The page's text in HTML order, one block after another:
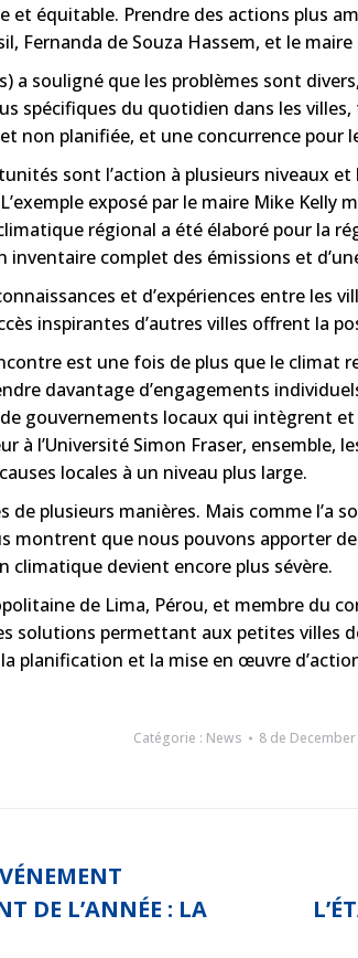
et équitable. Prendre des actions plus
Fernanda de Souza Hassem, et le
a souligné que les problèmes sont
spécifiques du quotidien dans les
non planifiée, et une concurrence pour
sont l’action à plusieurs niveaux
exposé par le maire Mike
régional a été élaboré pour la
inventaire complet des émissions et
et d’expériences entre les
inspirantes d’autres villes offrent la
est une fois de plus que le
davantage d’engagements
gouvernements locaux qui intègrent
à l’Université Simon Fraser,
locales à un niveau plus large.
plusieurs manières. Mais comme l’a
montrent que nous pouvons apporter
climatique devient encore plus sévère.
de Lima, Pérou, et membre du
solutions permettant aux petites villes
planification et la mise en œuvre
Catégorie : News 8 de
DE L’ANNÉE : LA
Article